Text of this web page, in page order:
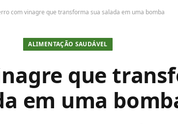
com vinagre que transforma sua salada em uma bomba
ALIMENTAÇÃO SAUDÁVEL
que
em uma